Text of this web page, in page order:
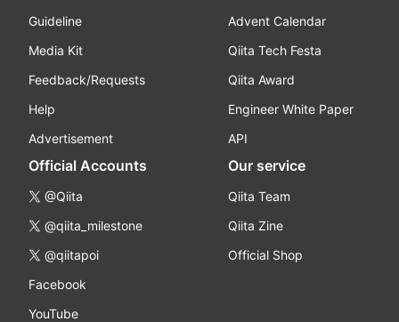
Guideline
Media Kit
Feedback/Requests
Help
Advertisement
Advent Calendar
Qiita Tech Festa
Qiita Award
Engineer White Paper
API
Official Accounts
@Qiita
@qiita_milestone
@qiitapoi
Facebook
YouTube
Our service
Qiita Team
Qiita Zine
Official Shop